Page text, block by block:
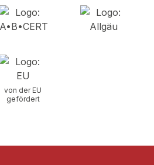
von der EU
gefördert